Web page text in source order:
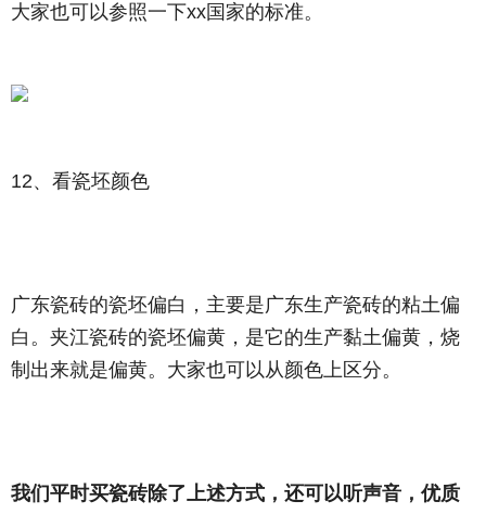
大家也可以参照一下xx国家的标准。
12、看瓷坯颜色
广东瓷砖的瓷坯偏白，主要是广东生产瓷砖的粘土偏
白。夹江瓷砖的瓷坯偏黄，是它的生产黏土偏黄，烧
制出来就是偏黄。大家也可以从颜色上区分。
我们平时买瓷砖除了上述方式，还可以听声音，优质